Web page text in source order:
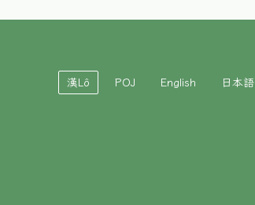
漢Lô POJ English 日本語